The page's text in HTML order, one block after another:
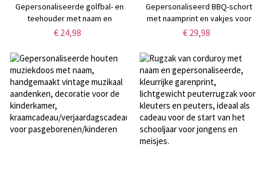
Gepersonaliseerde golfbal- en
teehouder met naam en
vlaggetje, opbergtas van PU-leer
golfliefhebbers/spelers/coaches
€ 24,98
Gepersonaliseerd BBQ-schort
met naamprint en vakjes voor
diverse gereedschappen,
veganistisch leren bandje,
grillbenodigdheden,
verjaardagscadeau voor hem
€ 29,98